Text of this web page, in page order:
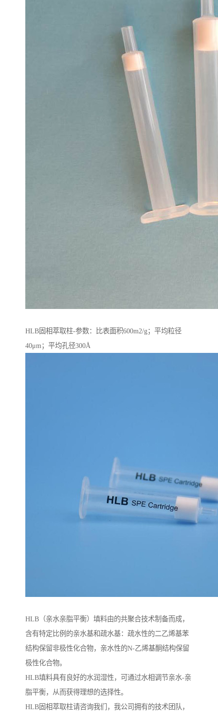
HLB固相萃取柱-参数：比表面积600m2/g；平均粒径
40μm；平均孔径300Å
HLB（亲水亲脂平衡）填料由的共聚合技术制备而成，
含有特定比例的亲水基和疏水基：疏水性的二乙烯基苯
结构保留非极性化合物，亲水性的N-乙烯基酮结构保留
极性化合物。
HLB填料具有良好的水润湿性，可通过水相调节亲水-亲
脂平衡，从而获得理想的选择性。
HLB固相萃取柱请咨询我们，我公司拥有的技术团队，